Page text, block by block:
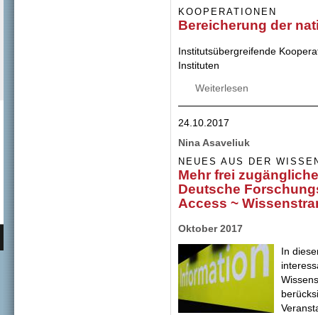
KOOPERATIONEN
Bereicherung der
Institutsübergreifende
Instituten
Weiterlesen
24.10.2017
Nina Asaveliuk
NEUES AUS DER
Mehr frei
Deutsche
Access ~
Oktober 2017
In